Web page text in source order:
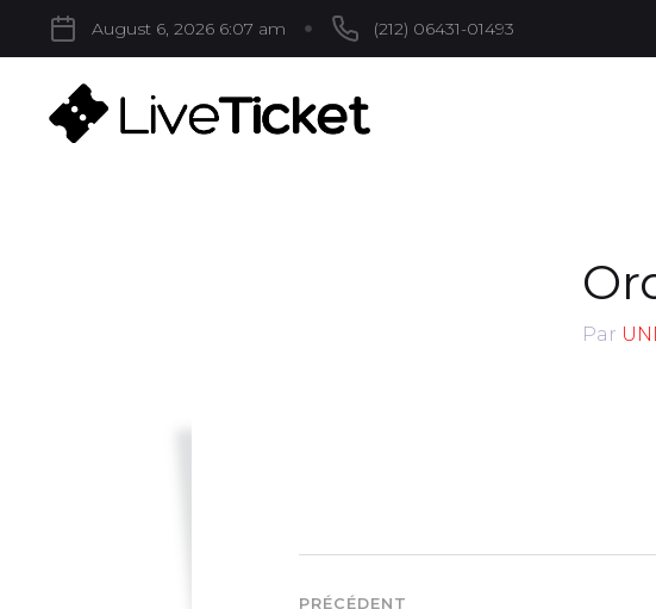
August 6, 2026 6:07 am (212) 06431-01493
Par
PRÉCÉDENT